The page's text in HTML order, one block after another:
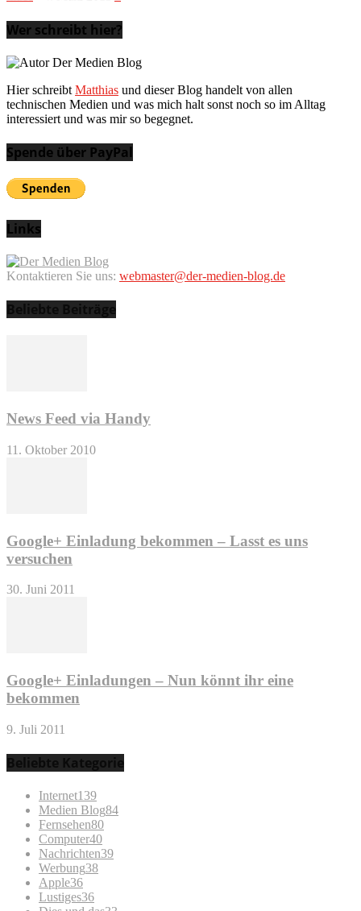
Wer schreibt hier?
Hier schreibt Matthias und dieser Blog handelt von allen
technischen Medien und was mich halt sonst noch so im Alltag
interessiert und was mir so begegnet.
Spende über PayPal
Links
Kontaktieren Sie uns: webmaster@der-medien-blog.de
Beliebte Beiträge
News Feed via Handy
11. Oktober 2010
Google+ Einladung bekommen – Lasst es uns
versuchen
30. Juni 2011
Google+ Einladungen – Nun könnt ihr eine
bekommen
9. Juli 2011
Beliebte Kategorie
Internet139
Medien Blog84
Fernsehen80
Computer40
Nachrichten39
Werbung38
Apple36
Lustiges36